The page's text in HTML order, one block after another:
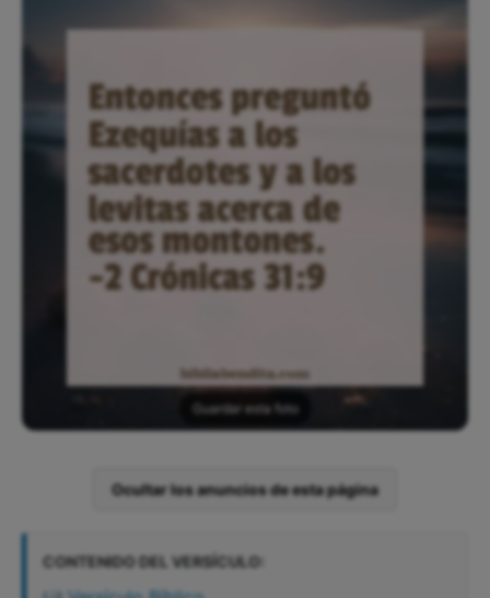
Guardar esta foto
Ocultar los anuncios de esta página
CONTENIDO DEL VERSÍCULO: